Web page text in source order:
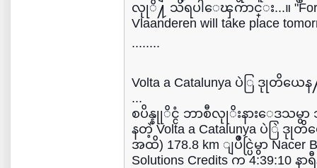
လုုိ႔ သိရပါေၾကာင္း...။ "For
Vlaanderen will take place
........
Volta a Catalunya ပဲြ ဒုုတိယေန
...
စပိန္နုုိင္ငံ ဘာစီလုုိးနားေဒသမွ
နတဲ့ Volta a Catalunya ပဲြဲ ဒုုတိ
အထိ) 178.8 km ျပိဳင္ပြဲမွာ Nacer
Solutions Credits က 4:39:10